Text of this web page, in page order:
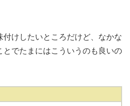
付けしたいところだけど、なかな
とでたまにはこういうのも良いの